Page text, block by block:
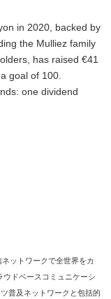
in 2020, backed by
the Mulliez family
has raised €41
goal of 100.
one dividend
ットワークで全世界をカ
ウドベースコミュニケーシ
普及ネットワークと包括的